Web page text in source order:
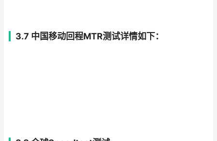
3.7 中国移动回程MTR测试详情如下：